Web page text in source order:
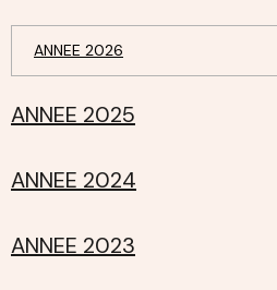
ANNEE 2026
ANNEE 2025
ANNEE 2024
ANNEE 2023